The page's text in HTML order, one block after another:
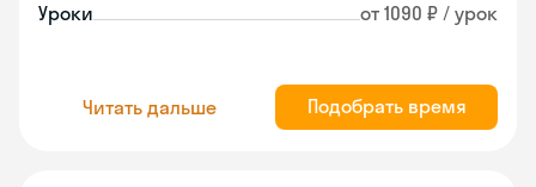
Уроки от 1090 ₽ / урок
Читать дальше Подобрать время